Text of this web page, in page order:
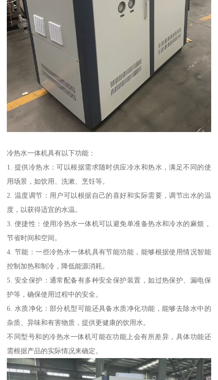
冷热水一体机具有以下功能：
1. 提供冷热水：可以根据需求随时供应冷水和热水，满足不同的使
用场景，如饮用、洗漱、烹饪等。
2. 温度调节：用户可以根据自己的喜好和实际需要，调节出水的温
度，以获得适宜的水温。
3. 便捷性：使用冷热水一体机可以避免单准备热水和冷水的麻烦，
节省时间和空间。
4. 节能：一些冷热水一体机具有节能功能，能够根据使用情况智能
控制加热和制冷，降低能源消耗。
5. 安全保护：通常配备有多种安全保护装置，如过热保护、漏电保
护等，确保使用过程中的安全。
6. 水质净化：部分机型可能还具备水质净化功能，能够去除水中的
杂质、异味和有害物质，提供更健康的饮用水。
不同型号和的冷热水一体机可能在功能上会有所差异，具体功能还
需根据产品的实际情况来确定。